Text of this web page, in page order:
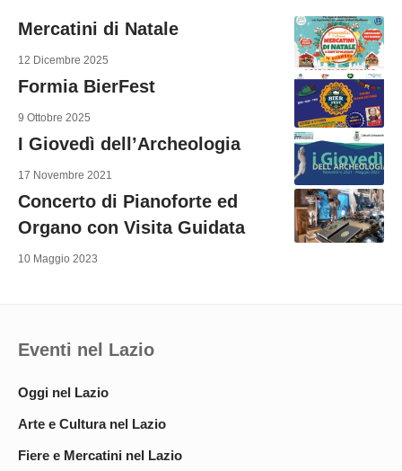
Mercatini di Natale
12 Dicembre 2025
Formia BierFest
9 Ottobre 2025
I Giovedì dell’Archeologia
17 Novembre 2021
Concerto di Pianoforte ed
Organo con Visita Guidata
10 Maggio 2023
Eventi nel Lazio
Oggi nel Lazio
Arte e Cultura nel Lazio
Fiere e Mercatini nel Lazio